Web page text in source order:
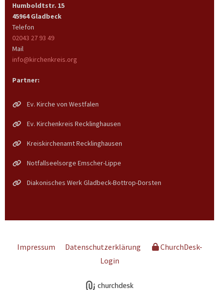
Humboldtstr. 15
45964 Gladbeck
Telefon
02043 27 93 49
Mail
info@kirchenkreis.org
Partner:
Ev. Kirche von Westfalen
Ev. Kirchenkreis Recklinghausen
Kreiskirchenamt Recklinghausen
Notfallseelsorge Emscher-Lippe
Diakonisches Werk Gladbeck-Bottrop-Dorsten
Impressum Datenschutzerklärung
ChurchDesk-
Login